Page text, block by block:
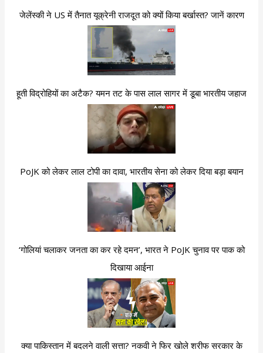
जेलेंस्की ने US में तैनात यूक्रेनी राजदूत को क्यों किया बर्खास्त? जानें कारण
हूती विद्रोहियों का अटैक? यमन तट के पास लाल सागर में डूबा भारतीय जहाज
PoJK को लेकर लाल टोपी का दावा, भारतीय सेना को लेकर दिया बड़ा बयान
‘गोलियां चलाकर जनता का कर रहे दमन’, भारत ने PoJK चुनाव पर पाक को
दिखाया आईना
क्या पाकिस्तान में बदलने वाली सत्ता? नकवी ने फिर खोले शरीफ सरकार के